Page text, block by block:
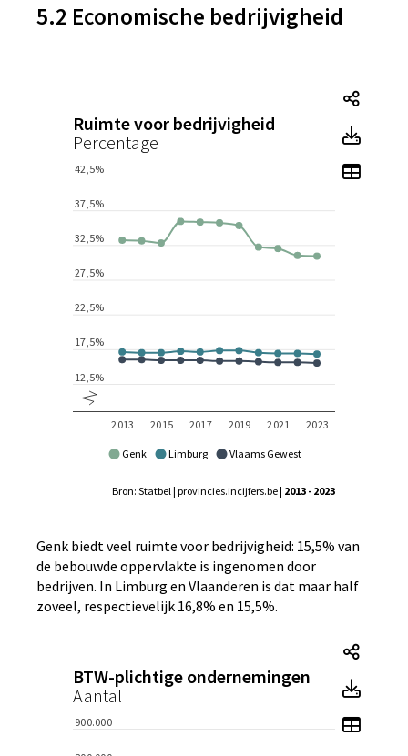
5.2 Economische bedrijvigheid
Ruimte voor bedrijvigheid
Percentage
Genk Limburg Vlaams Gewest
Bron: Statbel | provincies.incijfers.be| 2013 - 2023
Toon
Genk biedt veel ruimte voor bedrijvigheid: 15,5% van
de bebouwde oppervlakte is ingenomen door
bedrijven. In Limburg en Vlaanderen is dat maar half
zoveel, respectievelijk 16,8% en 15,5%.
BTW-plichtige ondernemingen
Aantal
Toon